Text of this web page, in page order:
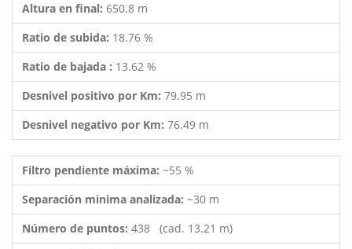
Altura en final: 650.8 m
Ratio de subida: 18.76 %
Ratio de bajada : 13.62 %
Desnivel positivo por Km: 79.95 m
Desnivel negativo por Km: 76.49 m
Filtro pendiente máxima: ~55 %
Separación minima analizada: ~30 m
Número de puntos: 438 (cad. 13.21 m)